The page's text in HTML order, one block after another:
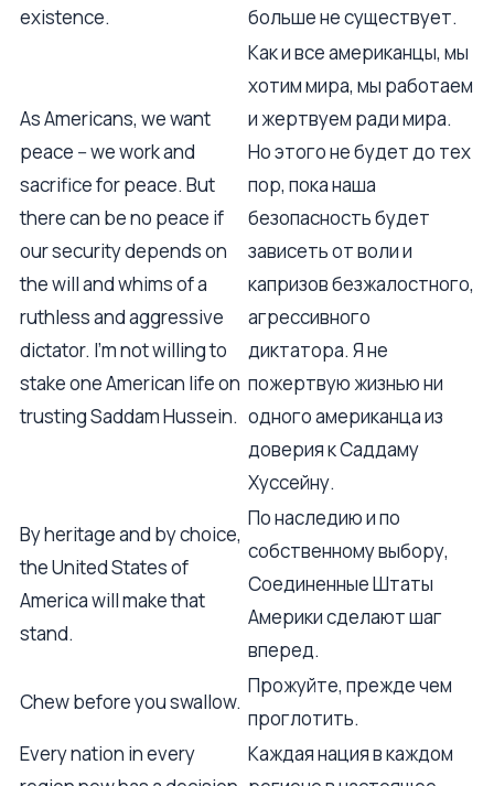
existence.
больше не существует.
As Americans, we want
peace -- we work and
sacrifice for peace. But
there can be no peace if
our security depends on
the will and whims of a
ruthless and aggressive
dictator. I'm not willing to
stake one American life on
trusting Saddam Hussein.
Как и все американцы, мы
хотим мира, мы работаем
и жертвуем ради мира.
Но этого не будет до тех
пор, пока наша
безопасность будет
зависеть от воли и
капризов безжалостного,
агрессивного
диктатора. Я не
пожертвую жизнью ни
одного американца из
доверия к Саддаму
Хуссейну.
By heritage and by choice,
the United States of
America will make that
stand.
По наследию и по
собственному выбору,
Соединенные Штаты
Америки сделают шаг
вперед.
Chew before you swallow.
Прожуйте, прежде чем
проглотить.
Every nation in every
Каждая нация в каждом